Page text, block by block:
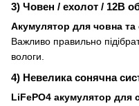
3) Човен / ехолот / 12В
Акумулятор для човна та
Важливо правильно
вологи.
4) Невелика сонячна
LiFePO4 акумулятор для